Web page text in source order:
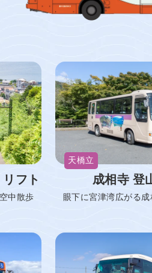
フト
中散歩
天橋立
成相寺 登
眼下に宮津湾広がる